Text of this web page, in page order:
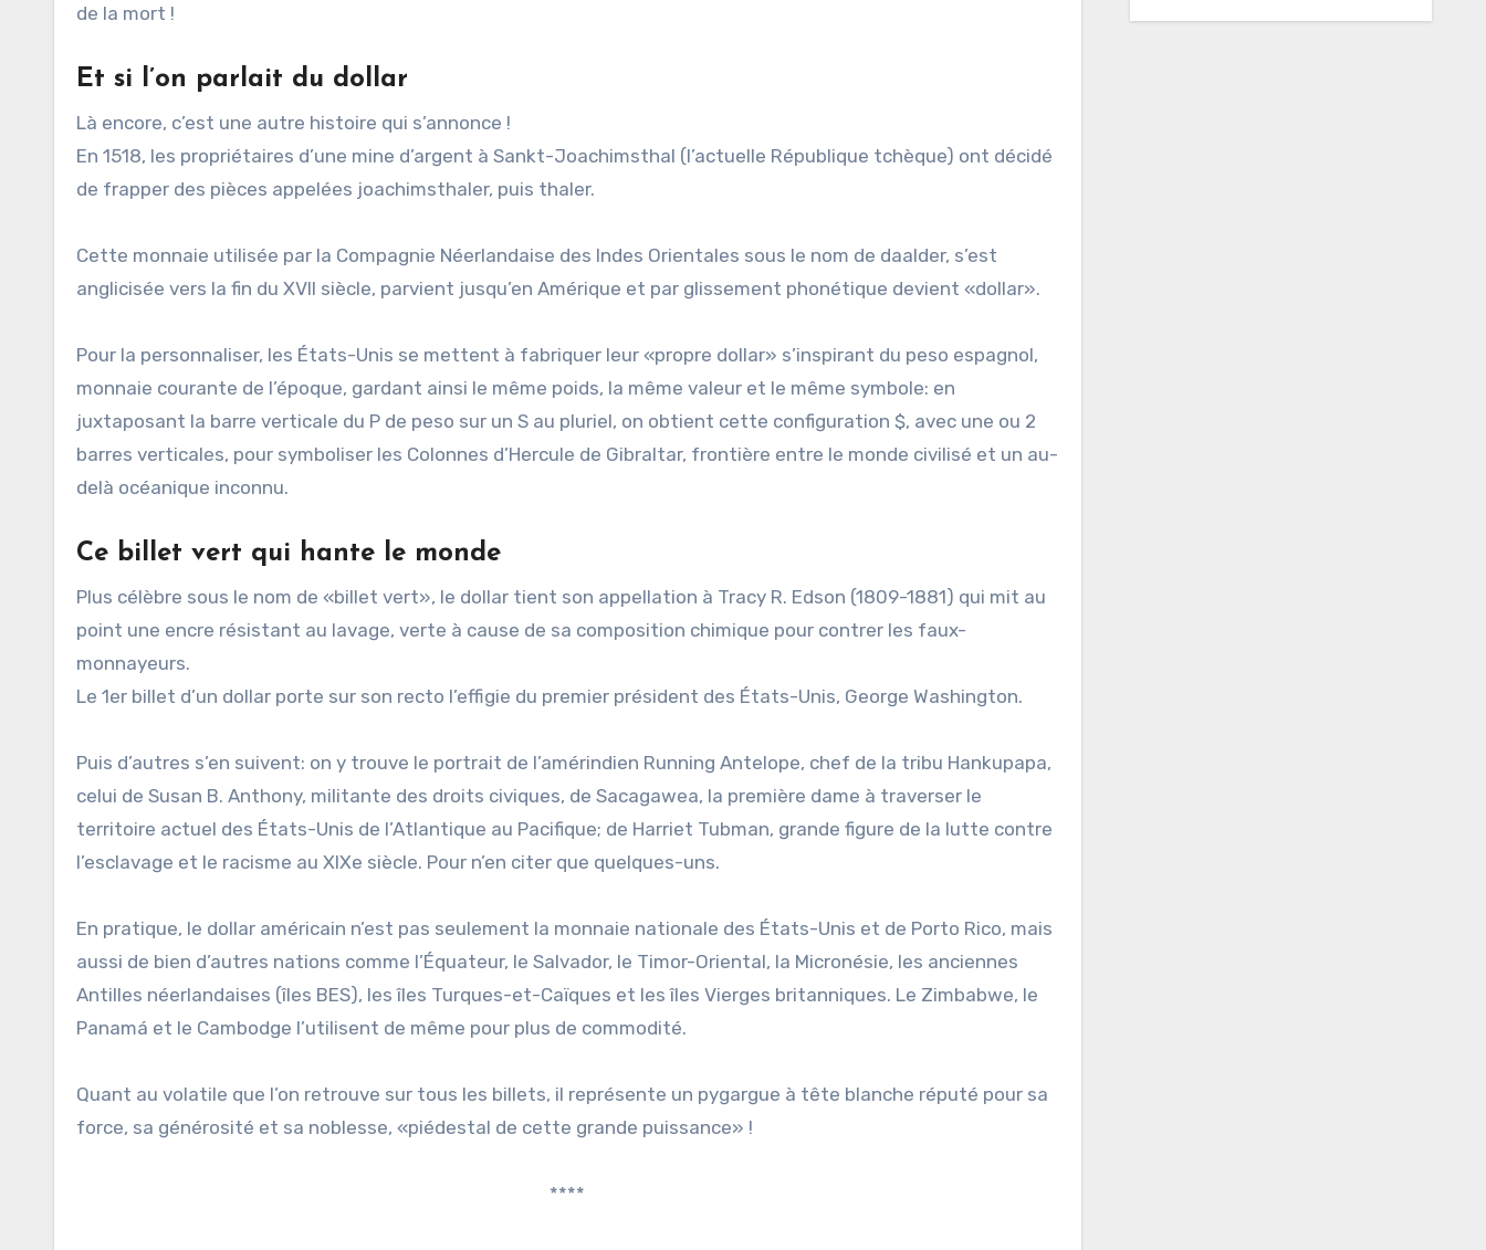
de la mort !
Et si l’on parlait du dollar
Là encore, c’est une autre histoire qui s’annonce !
En 1518, les propriétaires d’une mine d’argent à Sankt-Joachimsthal (l’actuelle République tchèque) ont décidé
de frapper des pièces appelées joachimsthaler, puis thaler.
Cette monnaie utilisée par la Compagnie Néerlandaise des Indes Orientales sous le nom de daalder, s’est
anglicisée vers la fin du XVII siècle, parvient jusqu’en Amérique et par glissement phonétique devient «dollar».
Pour la personnaliser, les États-Unis se mettent à fabriquer leur «propre dollar» s’inspirant du peso espagnol,
monnaie courante de l’époque, gardant ainsi le même poids, la même valeur et le même symbole: en
juxtaposant la barre verticale du P de peso sur un S au pluriel, on obtient cette configuration $, avec une ou 2
barres verticales, pour symboliser les Colonnes d’Hercule de Gibraltar, frontière entre le monde civilisé et un au-
delà océanique inconnu.
Ce billet vert qui hante le monde
Plus célèbre sous le nom de «billet vert», le dollar tient son appellation à Tracy R. Edson (1809-1881) qui mit au
point une encre résistant au lavage, verte à cause de sa composition chimique pour contrer les faux-
monnayeurs.
Le 1er billet d’un dollar porte sur son recto l’effigie du premier président des États-Unis, George Washington.
Puis d’autres s’en suivent: on y trouve le portrait de l’amérindien Running Antelope, chef de la tribu Hankupapa,
celui de Susan B. Anthony, militante des droits civiques, de Sacagawea, la première dame à traverser le
territoire actuel des États-Unis de l’Atlantique au Pacifique; de Harriet Tubman, grande figure de la lutte contre
l’esclavage et le racisme au XIXe siècle. Pour n’en citer que quelques-uns.
En pratique, le dollar américain n’est pas seulement la monnaie nationale des États-Unis et de Porto Rico, mais
aussi de bien d’autres nations comme l’Équateur, le Salvador, le Timor-Oriental, la Micronésie, les anciennes
Antilles néerlandaises (îles BES), les îles Turques-et-Caïques et les îles Vierges britanniques. Le Zimbabwe, le
Panamá et le Cambodge l’utilisent de même pour plus de commodité.
Quant au volatile que l’on retrouve sur tous les billets, il représente un pygargue à tête blanche réputé pour sa
force, sa générosité et sa noblesse, «piédestal de cette grande puissance» !
****